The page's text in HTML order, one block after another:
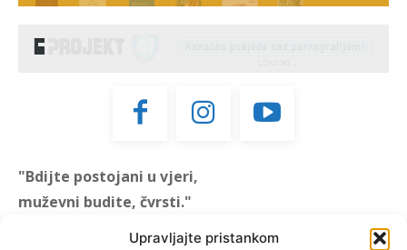
Upravljajte pristankom
"Bdijte postojani u vjeri,
muževni budite, čvrsti."